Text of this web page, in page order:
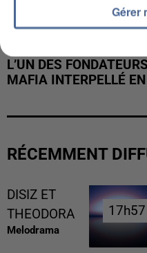
L’UN DES
MAFIA INTERPELLÉ
RÉCEMMENT
DISIZ ET
THEODORA
Melodrama
17h57
17h57
Gérer